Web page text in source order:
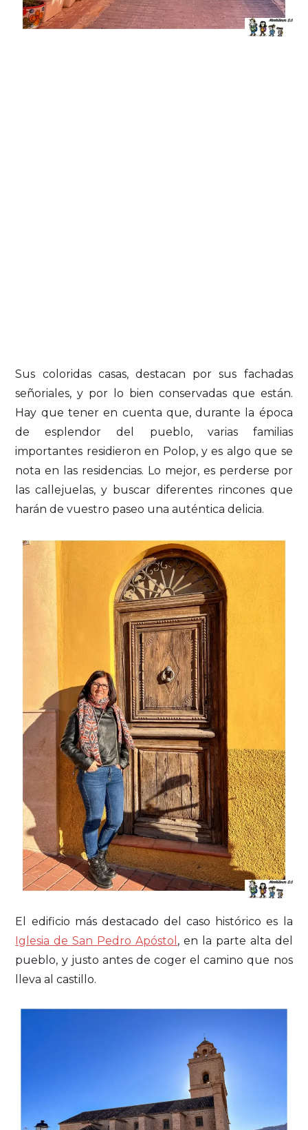
Sus coloridas casas, destacan por sus fachadas
señoriales, y por lo bien conservadas que están.
Hay que tener en cuenta que, durante la época
de esplendor del pueblo, varias familias
importantes residieron en Polop, y es algo que se
nota en las residencias. Lo mejor, es perderse por
las callejuelas, y buscar diferentes rincones que
harán de vuestro paseo una auténtica delicia.
El edificio más destacado del caso histórico es la
Iglesia de San Pedro Apóstol , en la parte alta del
pueblo, y justo antes de coger el camino que nos
lleva al castillo.